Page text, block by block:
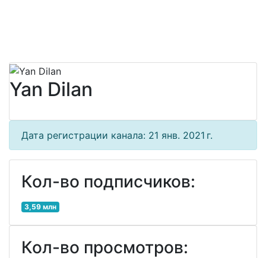
Yan Dilan
Дата регистрации канала: 21 янв. 2021 г.
Кол-во подписчиков:
3,59 млн
Кол-во просмотров: